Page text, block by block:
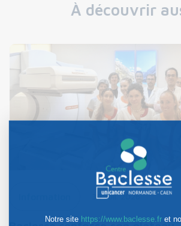
À découvrir
30 Juil. 2026
Notre site https://www.baclesse.fret